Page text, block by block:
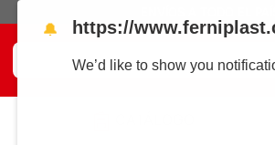
¿Qué estás buscando?
🔔 https://
We’d like to show you